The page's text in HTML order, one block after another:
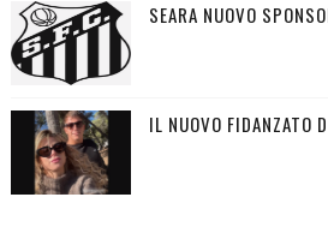
SEARA NUOVO
IL NUOVO FIDANZATO